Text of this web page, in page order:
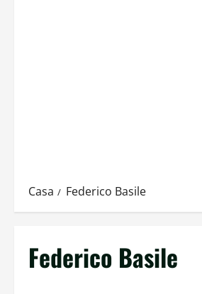
Casa Federico Basile
Federico Basile